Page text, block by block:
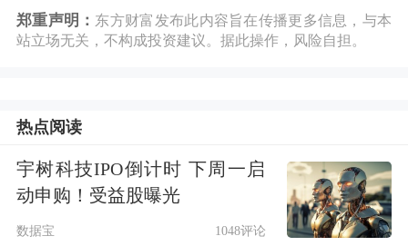
郑重声明： 东方财富发布此内容旨在传播更多信息，与本
站立场无关，不构成投资建议。据此操作，风险自担。
热点阅读
宇树科技IPO倒计时 下周一启
动申购！受益股曝光
数据宝 1048评论